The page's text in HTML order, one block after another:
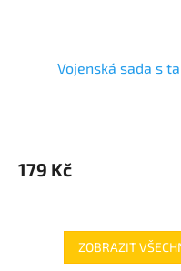
Vojenská sada s
179 Kč
ZOBRAZIT